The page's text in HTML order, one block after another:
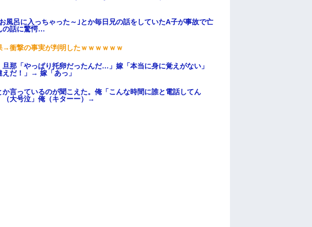
風呂に入っちゃった～｣とか毎日兄の話をしていたA子が事故で亡
の話に驚愕…
→衝撃の事実が判明したｗｗｗｗｗｗ
旦那「やっぱり托卵だったんだ…」嫁「本当に身に覚えがない」
えだ！」→ 嫁「あっ」
言っているのが聞こえた。俺「こんな時間に誰と電話してん
大号泣」俺（キターー）→